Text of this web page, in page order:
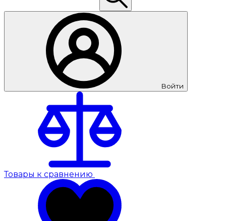
Войти
Товары к сравнению